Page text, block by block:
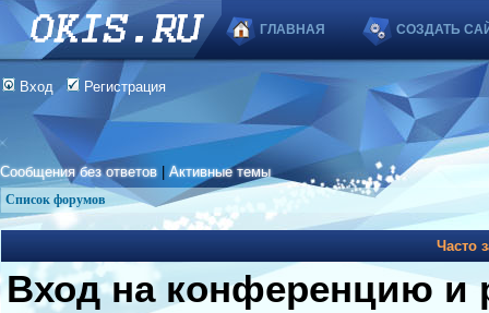
ГЛАВНАЯ СОЗДАТЬ
Вход Регистрация
Сообщения без ответов |Активные темы
Список форумов
Часто
Вход на конференцию и